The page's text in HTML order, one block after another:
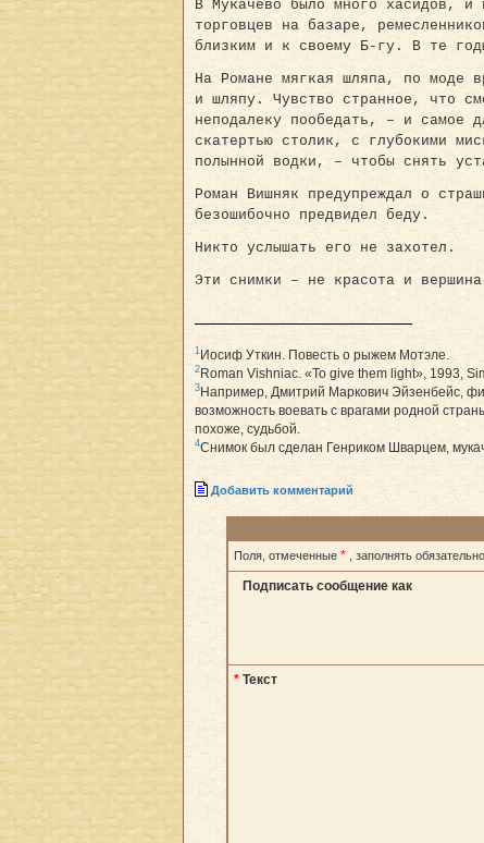
В Мукачево было много хасидов, и
торговцев на базаре,
близким и к своему Б-гу. В те
На Романе мягкая шляпа, по моде
и шляпу. Чувство странное, что
неподалеку пообедать, – и самое
скатертью столик, с глубокими
полынной водки, – чтобы снять
Роман Вишняк предупреждал о
безошибочно предвидел беду.
Никто услышать его не захотел.
Эти снимки – не красота и
1Иосиф Уткин. Повесть о рыжем Мотэле.
2Roman Vishniac. «To give them light», 1993,
3Например, Дмитрий Маркович Эйзенбейс,
возможность воевать с врагами родной
похоже, судьбой.
4Снимок был сделан Генриком Шварцем,
Добавить комментарий
Поля, отмеченные * , заполнять обязательно
Подписать сообщение как
* Текст